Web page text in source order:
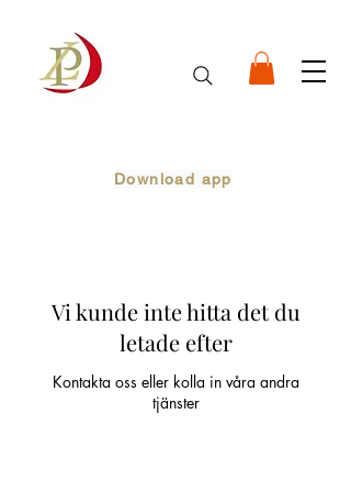
Download app
Vi kunde inte hitta det du
letade efter
Kontakta oss eller kolla in våra andra
tjänster